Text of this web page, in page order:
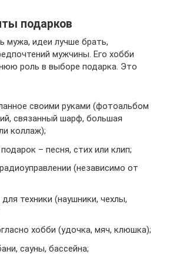
подарков
мужа, идеи лучше брать,
мужчины. Его хобби
роль в выборе подарка. Это
своими руками (фотоальбом
связанный шарф, большая
коллаж);
– песня, стих или клип;
(независимо от
техники (наушники, чехлы,
хобби (удочка, мяч, клюшка);
сауны, бассейна;